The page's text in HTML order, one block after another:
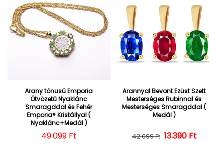
Arany tónusú Emporia
Ötvözetű Nyaklánc
Smaragddal és Fehér
Emporia® Kristállyal (
Nyaklánc+Medál )
Normál ár
49.099 Ft
Arannyal Bevont Ezüst Szett
Mesterséges Rubinnal és
Mesterséges Smaragddal (
Medál )
Normál ár
42.099 Ft 13.390 Ft